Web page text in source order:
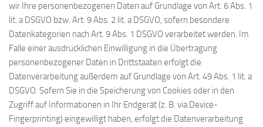
wir Ihre personenbezogenen Daten auf Grundlage von Art. 6 Abs. 1
lit. a DSGVO bzw. Art. 9 Abs. 2 lit. a DSGVO, sofern besondere
Datenkategorien nach Art. 9 Abs. 1 DSGVO verarbeitet werden. Im
Falle einer ausdrücklichen Einwilligung in die Übertragung
personenbezogener Daten in Drittstaaten erfolgt die
Datenverarbeitung außerdem auf Grundlage von Art. 49 Abs. 1 lit. a
DSGVO. Sofern Sie in die Speicherung von Cookies oder in den
Zugriff auf Informationen in Ihr Endgerät (z. B. via Device-
Fingerprinting) eingewilligt haben, erfolgt die Datenverarbeitung